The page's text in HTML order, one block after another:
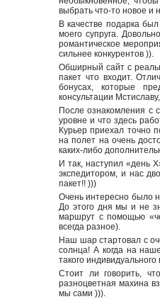
выбрать что-то новое и
В качестве подарка
моего супруга.
романтическое
сильнее конкурентов )).
Обширный сайт с
пакет что входит.
бонусах, которые
консультации
После ознакомления с
уровне и что здесь
Курьер приехал точно
на полет на очень
каких-либо
И так, наступил «день
экспедитором, и нас
пакет!! )))
Очень интересно было
До этого дня мы и не
маршрут с помощью
всегда разное).
Наш шар стартовал с
солнца! А когда на
такого
Стоит ли говорить,
разноцветная махина
мы сами ))).